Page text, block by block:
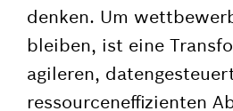
denken. Um
bleiben, ist eine
agileren,
ressourceneffizienten